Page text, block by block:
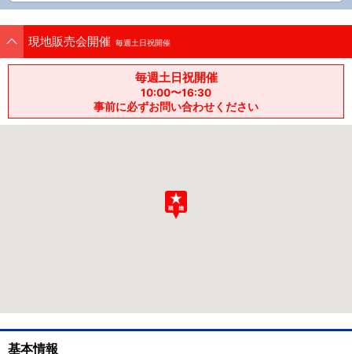
現地販売会開催 毎週土日祝開催
毎週土日祝開催
10:00〜16:30
事前に必ずお問い合わせください
基本情報